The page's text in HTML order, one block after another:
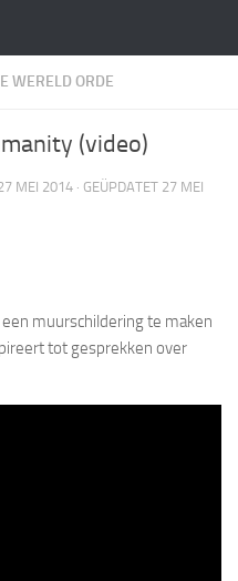
WERELD ORDE
(video)
MEI 2014 · GEÜPDATET 27 MEI
muurschildering te maken
tot gesprekken over